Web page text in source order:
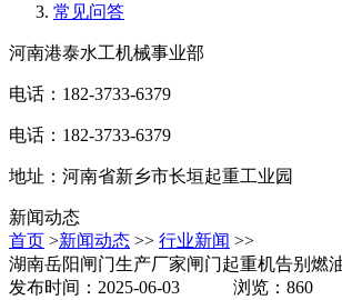
常见问答
河南港泰水工机械事业部
电话：182-3733-6379
电话：182-3733-6379
地址：河南省新乡市长垣起重工业园
新闻动态
首页 >新闻动态 >> 行业新闻 >>
湖南岳阳闸门生产厂家闸门起重机告别燃
发布时间：2025-06-03 浏览：860